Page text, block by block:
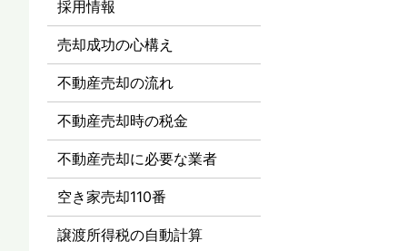
採用情報
売却成功の心構え
不動産売却の流れ
不動産売却時の税金
不動産売却に必要な業者
空き家売却110番
譲渡所得税の自動計算